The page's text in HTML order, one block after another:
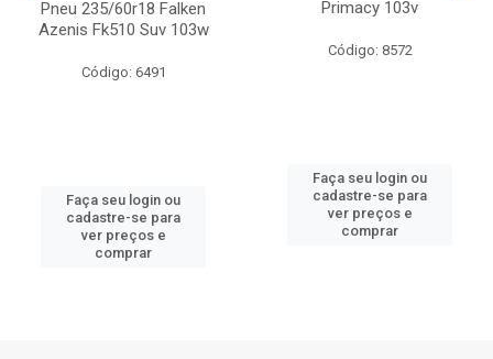
Pneu 235/60r18 Falken
Azenis Fk510 Suv 103w
Código: 6491
Faça seu login ou
cadastre-se para
ver preços e
comprar
Primacy 103v
Código: 8572
Faça seu login ou
cadastre-se para
ver preços e
comprar